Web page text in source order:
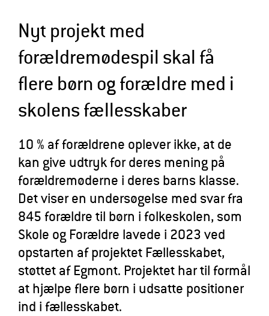
d
r
e
Nyt projekt med
forældremødespil skal få
flere børn og forældre med i
skolens fællesskaber
10 % af forældrene oplever ikke, at de
kan give udtryk for deres mening på
forældremøderne i deres barns klasse.
Det viser en undersøgelse med svar fra
845 forældre til børn i folkeskolen, som
Skole og Forældre lavede i 2023 ved
opstarten af projektet Fællesskabet,
støttet af Egmont. Projektet har til formål
at hjælpe flere børn i udsatte positioner
ind i fællesskabet.